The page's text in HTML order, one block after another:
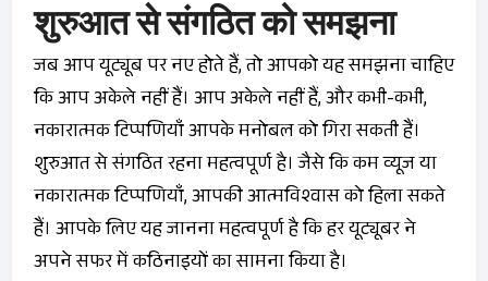
शुरुआत से संगठित को समझना
जब आप यूट्यूब पर नए होते हैं, तो आपको यह समझना चाहिए
कि आप अकेले नहीं हैं। आप अकेले नहीं हैं, और कभी-कभी,
नकारात्मक टिप्पणियाँ आपके मनोबल को गिरा सकती हैं।
शुरुआत से संगठित रहना महत्वपूर्ण है। जैसे कि कम व्यूज या
नकारात्मक टिप्पणियाँ, आपकी आत्मविश्वास को हिला सकते
हैं। आपके लिए यह जानना महत्वपूर्ण है कि हर यूट्यूबर ने
अपने सफर में कठिनाइयों का सामना किया है।